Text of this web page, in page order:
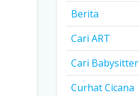
Berita
Cari ART
Cari Babysitter
Curhat Cicana